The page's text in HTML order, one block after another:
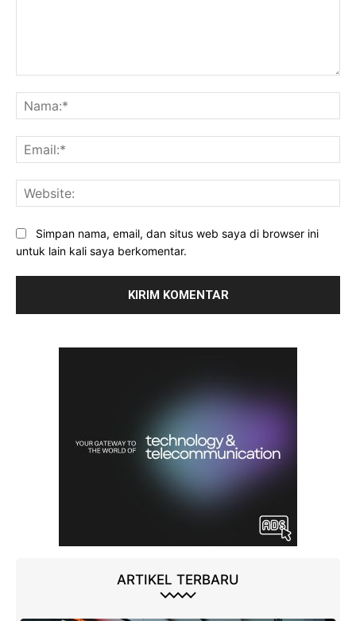
Simpan nama, email, dan situs web saya di browser ini
untuk lain kali saya berkomentar.
ARTIKEL TERBARU